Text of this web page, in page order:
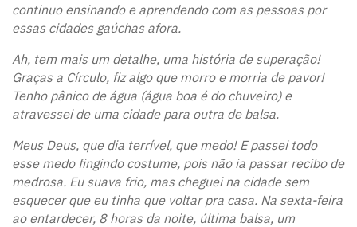
continuo ensinando e aprendendo com as pessoas por
essas cidades gaúchas afora.
Ah, tem mais um detalhe, uma história de superação!
Graças a Círculo, fiz algo que morro e morria de pavor!
Tenho pânico de água (água boa é do chuveiro) e
atravessei de uma cidade para outra de balsa.
Meus Deus, que dia terrível, que medo! E passei todo
esse medo fingindo costume, pois não ia passar recibo de
medrosa. Eu suava frio, mas cheguei na cidade sem
esquecer que eu tinha que voltar pra casa. Na sexta-feira
ao entardecer, 8 horas da noite, última balsa, um